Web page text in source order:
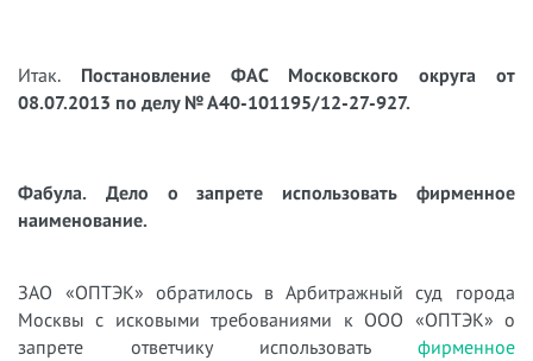
Итак. Постановление ФАС Московского округа от
08.07.2013 по делу № А40-101195/12-27-927.
Фабула. Дело о запрете использовать фирменное
наименование.
ЗАО «ОПТЭК» обратилось в Арбитражный суд города
Москвы с исковыми требованиями к ООО «ОПТЭК» о
запрете ответчику использовать фирменное